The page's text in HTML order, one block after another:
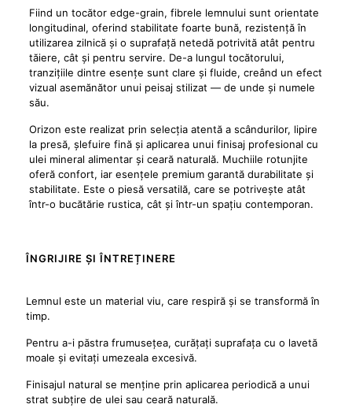
Fiind un tocător edge-grain, fibrele lemnului sunt orientate
longitudinal, oferind stabilitate foarte bună, rezistență în
utilizarea zilnică și o suprafață netedă potrivită atât pentru
tăiere, cât și pentru servire. De-a lungul tocătorului,
tranzițiile dintre esențe sunt clare și fluide, creând un efect
vizual asemănător unui peisaj stilizat — de unde și numele
său.
Orizon este realizat prin selecția atentă a scândurilor, lipire
la presă, șlefuire fină și aplicarea unui finisaj profesional cu
ulei mineral alimentar și ceară naturală. Muchiile rotunjite
oferă confort, iar esențele premium garantă durabilitate și
stabilitate. Este o piesă versatilă, care se potrivește atât
într-o bucătărie rustica, cât și într-un spațiu contemporan.
ÎNGRIJIRE ȘI ÎNTREȚINERE
Lemnul este un material viu, care respiră și se transformă în
timp.
Pentru a-i păstra frumusețea, curățați suprafața cu o lavetă
moale și evitați umezeala excesivă.
Finisajul natural se menține prin aplicarea periodică a unui
strat subțire de ulei sau ceară naturală.